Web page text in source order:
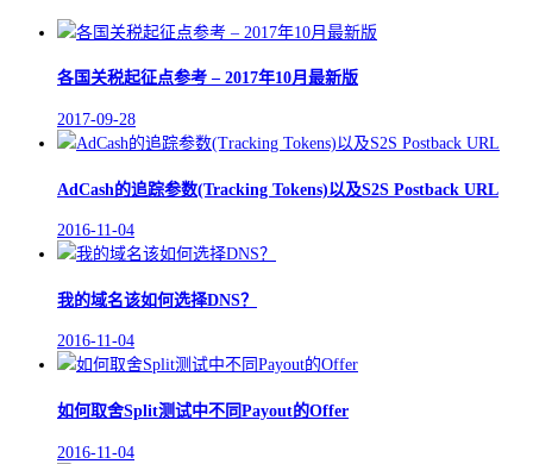
各国关税起征点参考 – 2017年10月最新版
2017-09-28
AdCash的追踪参数(Tracking Tokens)以及S2S Postback URL
2016-11-04
我的域名该如何选择DNS？
2016-11-04
如何取舍Split测试中不同Payout的Offer
2016-11-04